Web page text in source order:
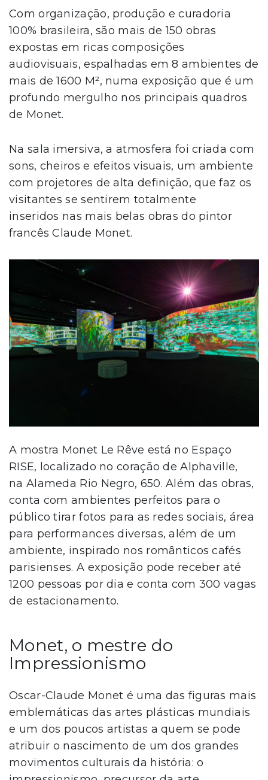
Com organização, produção e curadoria
100% brasileira, são mais de 150 obras
expostas em ricas composições
audiovisuais, espalhadas em 8 ambientes de
mais de 1600 M², numa exposição que é um
profundo mergulho nos principais quadros
de Monet.
Na sala imersiva, a atmosfera foi criada com
sons, cheiros e efeitos visuais, um ambiente
com projetores de alta definição, que faz os
visitantes se sentirem totalmente
inseridos nas mais belas obras do pintor
francês Claude Monet.
A mostra Monet Le Rêve está no Espaço
RISE, localizado no coração de Alphaville,
na Alameda Rio Negro, 650. Além das obras,
conta com ambientes perfeitos para o
público tirar fotos para as redes sociais, área
para performances diversas, além de um
ambiente, inspirado nos românticos cafés
parisienses. A exposição pode receber até
1200 pessoas por dia e conta com 300 vagas
de estacionamento.
Monet, o mestre do
Impressionismo
Oscar-Claude Monet é uma das figuras mais
emblemáticas das artes plásticas mundiais
e um dos poucos artistas a quem se pode
atribuir o nascimento de um dos grandes
movimentos culturais da história: o